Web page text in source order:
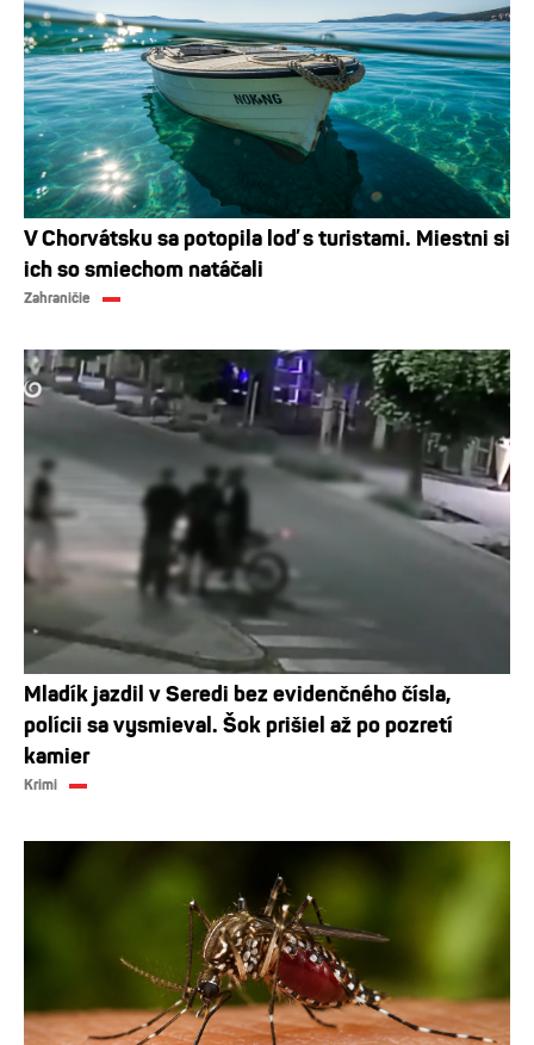
V Chorvátsku sa potopila loď s turistami. Miestni si
ich so smiechom natáčali
Zahraničie
Mladík jazdil v Seredi bez evidenčného čísla,
polícii sa vysmieval. Šok prišiel až po pozretí
kamier
Krimi